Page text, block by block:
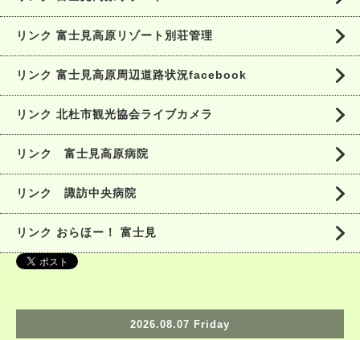
リンク 富士見高原リゾート別荘管理
リンク 富士見高原周辺道路状況facebook
リンク 北杜市観光協会ライブカメラ
リンク 富士見高原病院
リンク 諏訪中央病院
リンク おらほー！ 富士見
2026.08.07 Friday